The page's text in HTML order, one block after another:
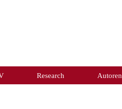
Research Autoren